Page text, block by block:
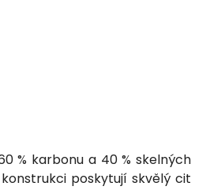
% karbonu a 40 % skelných
poskytují skvělý cit